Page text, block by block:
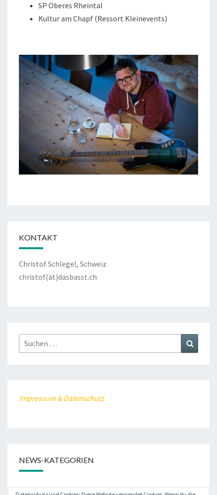
SP Oberes Rheintal
Kultur am Chapf (Ressort Kleinevents)
KONTAKT
Christof Schlegel, Schweiz
christof(ät)dasbasst.ch
Suche
nach:
Impressum & Datenschutz
NEWS-KATEGORIEN
dasbasst